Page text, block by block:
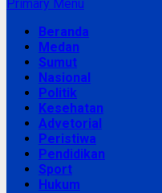
Primary Menu
Beranda
Medan
Sumut
Nasional
Politik
Kesehatan
Advetorial
Peristiwa
Pendidikan
Sport
Hukum